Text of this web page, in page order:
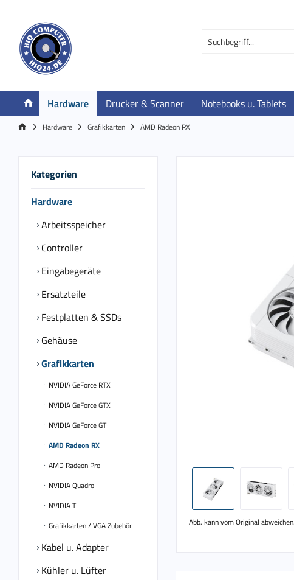
Hardware Drucker & Scanner Notebooks u. Tablets
Hardware Grafikkarten AMD Radeon RX
Kategorien
Hardware
Arbeitsspeicher
Controller
Eingabegeräte
Ersatzteile
Festplatten & SSDs
Gehäuse
Grafikkarten
NVIDIA GeForce RTX
NVIDIA GeForce GTX
NVIDIA GeForce GT
AMD Radeon RX
AMD Radeon Pro
NVIDIA Quadro
NVIDIA T
Grafikkarten / VGA Zubehör
Kabel u. Adapter
Kühler u. Lüfter
Abb. kann vom Original abweichen.